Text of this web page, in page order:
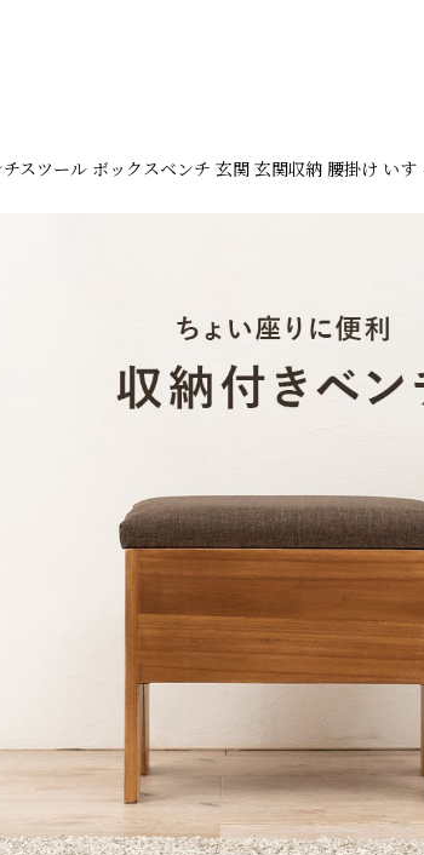
スツール ボックスベンチ 玄関 玄関収納 腰掛け いす